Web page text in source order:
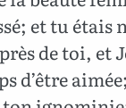
et tu étais
de toi, et
d’être